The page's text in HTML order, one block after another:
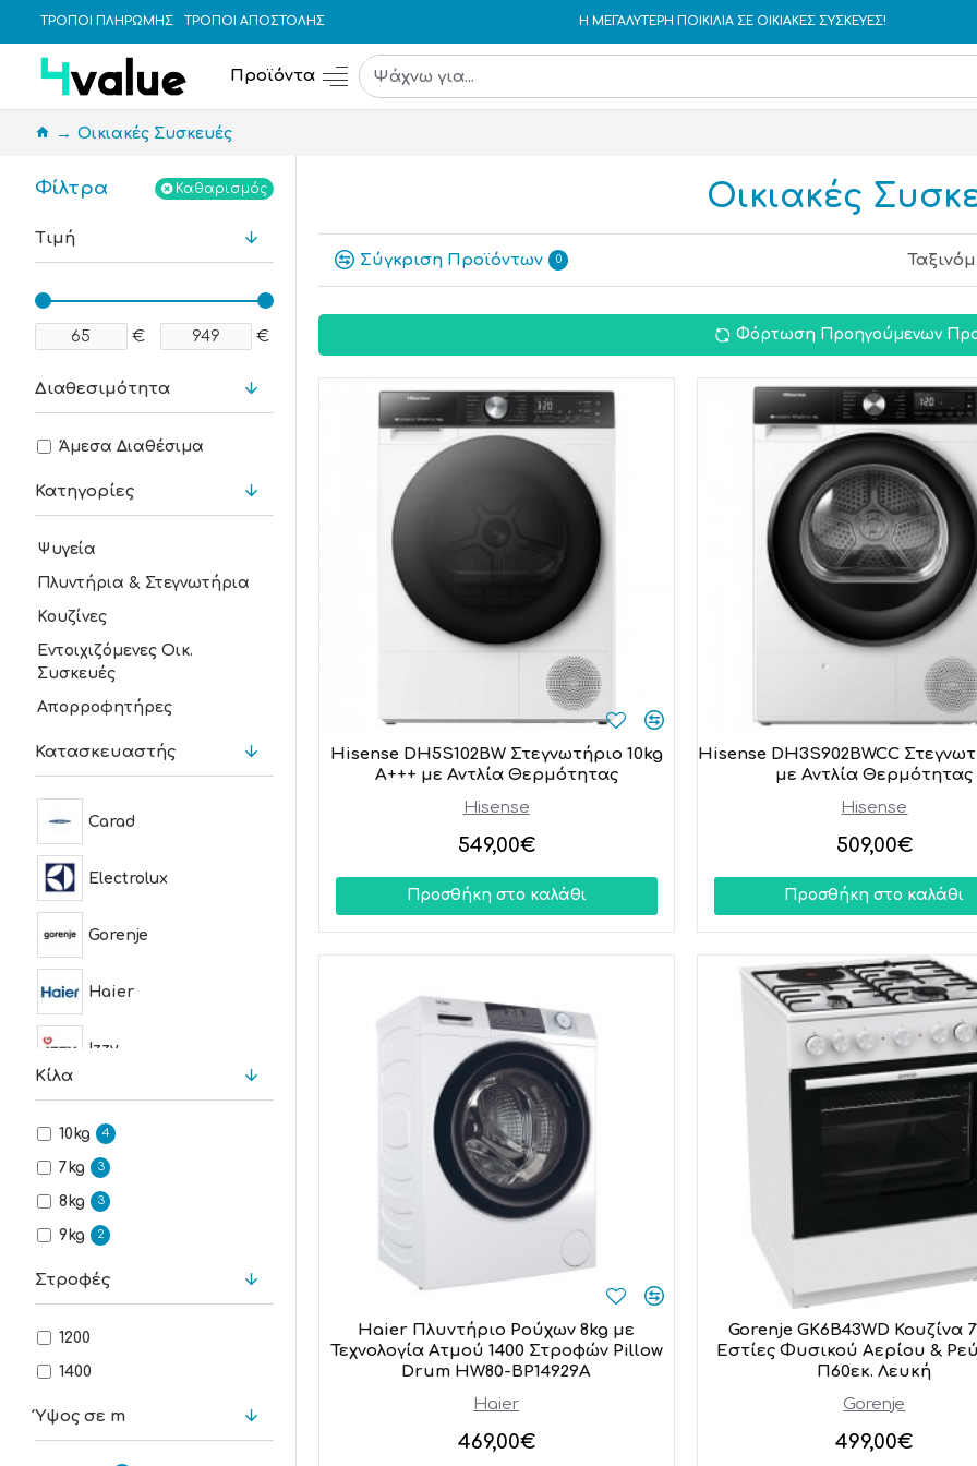
ΤΡΟΠΟΙ ΠΛΗΡΩΜΗΣ ΤΡΟΠΟΙ ΑΠΟΣΤΟΛΗΣ Η ΜΕΓΑΛΥΤΕΡΗ ΠΟΙΚΙΛΙΑ ΣΕ ΟΙΚΙΑΚΕΣ ΣΥΣΚΕΥΕΣ!
Προϊόντα
Οικιακές Συσκευές
Φίλτρα Καθαρισμός
Τιμή
€ €
Κατηγορίες
Ψυγεία
Πλυντήρια & Στεγνωτήρια
Κουζίνες
Εντοιχιζόμενες Οικ.
Συσκευές
Απορροφητήρες
Κατασκευαστής
Carad
Electrolux
Gorenje
Haier
Izzy
Midea
Pitsos
Whirlpool
Candy
Aeg
Κίλα
10kg 4
7kg 3
8kg 3
9kg 2
Στροφές
1200
1400
Ύψος σε m
Διαθεσιμότητα
Άμεσα Διαθέσιμα
Οικιακές
Σύγκριση Προϊόντων 0
Φόρτωση Προηγούμενων
Hisense
Hisense DH5S102BW Στεγνωτήριο 10kg
A+++ με Αντλία Θερμότητας
549,00€
Προσθήκη στο καλάθι
Hisense
Hisense DH3S902BWCC
με Αντλία Θερμότητας
509,00€
Προσθήκη στο καλάθι
Haier
Haier Πλυντήριο Ρούχων 8kg με
Τεχνολογία Ατμού 1400 Στροφών Pillow
Drum HW80-BP14929A
469,00€
Gorenje
Gorenje GK6B43WD Κουζίνα
Εστίες Φυσικού Αερίου &
Π60εκ. Λευκή
499,00€